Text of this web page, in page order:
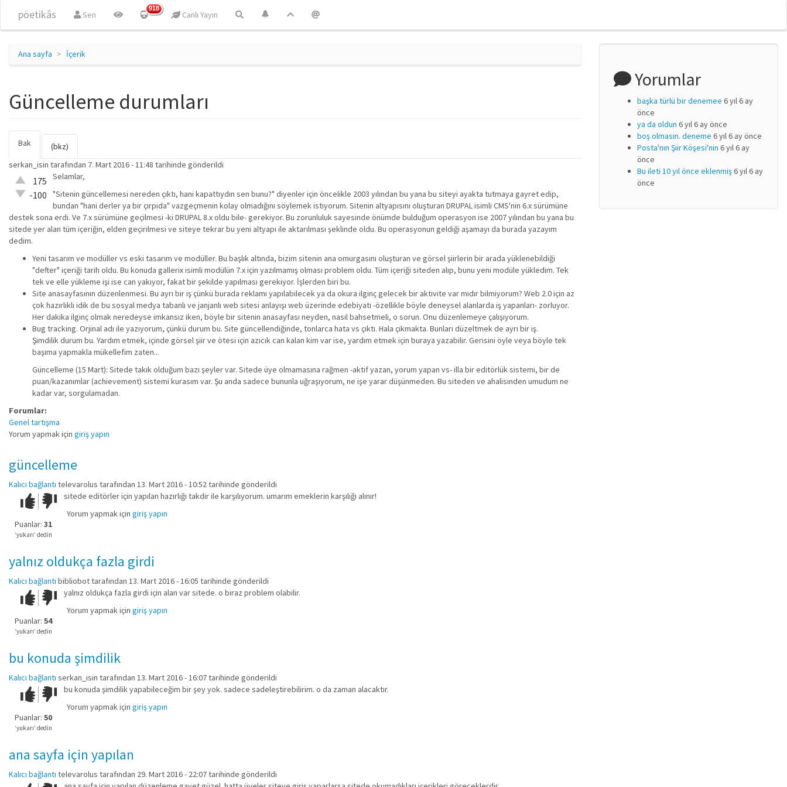
pöetikâs Sen
918
Canlı Yayın
Ana sayfa İçerik
Güncelleme durumları
Birincil sekmeler
Bak
sekme)
(bkz)
serkan_isin tarafından 7. Mart 2016 - 11:48 tarihinde gönderildi
Çok iyi!175
O kadar
-100
Selamlar,
"Sitenin güncellemesi nereden çıktı, hani kapattıydın sen bunu?" diyenler için öncelikle 2003 yılından bu yana bu siteyi ayakta tutmaya gayret edip,
bundan "hani derler ya bir çırpıda" vazgeçmenin kolay olmadığını söylemek istiyorum. Sitenin altyapısını oluşturan DRUPAL isimli CMS'nin 6.x sürümüne
destek sona erdi. Ve 7.x sürümüne geçilmesi -ki DRUPAL 8.x oldu bile- gerekiyor. Bu zorunluluk sayesinde önümde bulduğum operasyon ise 2007 yılından bu yana bu
sitede yer alan tüm içeriğin, elden geçirilmesi ve siteye tekrar bu yeni altyapı ile aktarılması şeklinde oldu. Bu operasyonun geldiği aşamayı da burada yazayım
dedim.
Yeni tasarım ve modüller vs eski tasarım ve modüller. Bu başlık altında, bizim sitenin ana omurgasını oluşturan ve görsel şiirlerin bir arada yüklenebildiği
"defter" içeriği tarih oldu. Bu konuda gallerix isimli modülün 7.x için yazılmamış olması problem oldu. Tüm içeriği siteden alıp, bunu yeni modüle yükledim. Tek
tek ve elle yükleme işi ise can yakıyor, fakat bir şekilde yapılması gerekiyor. İşlerden biri bu.
Site anasayfasının düzenlenmesi. Bu ayrı bir iş çünkü burada reklamı yapılabilecek ya da okura ilginç gelecek bir aktivite var mıdır bilmiyorum? Web 2.0 için az
çok hazırlıklı idik de bu sosyal medya tabanlı ve janjanlı web sitesi anlayışı web üzerinde edebiyatı -özellikle böyle deneysel alanlarda iş yapanları- zorluyor.
Her dakika ilginç olmak neredeyse imkansız iken, böyle bir sitenin anasayfası neyden, nasıl bahsetmeli, o sorun. Onu düzenlemeye çalışıyorum.
Bug tracking. Orjinal adı ile yazıyorum, çünkü durum bu. Site güncellendiğinde, tonlarca hata vs çıktı. Hala çıkmakta. Bunları düzeltmek de ayrı bir iş.
Şimdilik durum bu. Yardım etmek, içinde görsel şiir ve ötesi için azıcık can kalan kim var ise, yardım etmek için buraya yazabilir. Gerisini öyle veya böyle tek
başıma yapmakla mükellefim zaten...
Güncelleme (15 Mart): Sitede takık olduğum bazı şeyler var. Sitede üye olmamasına rağmen -aktif yazan, yorum yapan vs- illa bir editörlük sistemi, bir de
puan/kazanımlar (achievement) sistemi kurasım var. Şu anda sadece bununla uğraşıyorum, ne işe yarar düşünmeden. Bu siteden ve ahalisinden umudum ne
kadar var, sorgulamadan.
Forumlar:
Genel tartışma
Yorum yapmak için giriş yapın
güncelleme
Kalıcı bağlantı televarolus tarafından 13. Mart 2016 - 10:52 tarihinde gönderildi
Çok iyi!O
kadar
iyi
değil!
Puanlar: 31
‘yukarı’ dedin
sitede editörler için yapılan hazırlığı takdir ile karşılıyorum. umarım emeklerin karşılığı alınır!
Yorum yapmak için giriş yapın
yalnız oldukça fazla girdi
Kalıcı bağlantı bibliobottarafından 13. Mart 2016 - 16:05 tarihinde gönderildi
Çok iyi!O
kadar
iyi
değil!
Puanlar: 54
‘yukarı’ dedin
yalnız oldukça fazla girdi için alan var sitede. o biraz problem olabilir.
Yorum yapmak için giriş yapın
bu konuda şimdilik
Kalıcı bağlantı serkan_isin tarafından 13. Mart 2016 - 16:07 tarihinde gönderildi
Çok iyi!O
kadar
iyi
değil!
Puanlar: 50
‘yukarı’ dedin
bu konuda şimdilik yapabileceğim bir şey yok. sadece sadeleştirebilirim. o da zaman alacaktır.
Yorum yapmak için giriş yapın
ana sayfa için yapılan
Kalıcı bağlantı televarolus tarafından 29. Mart 2016 - 22:07 tarihinde gönderildi
Yorumlar
başka türlü bir denemee 6 yıl 6 ay
önce
ya da oldun 6 yıl 6 ay önce
boş olmasın. deneme 6 yıl 6 ay önce
Posta'nın Şiir Köşesi'nin 6 yıl 6 ay
önce
Bu ileti 10 yıl önce eklenmiş6 yıl 6 ay
önce